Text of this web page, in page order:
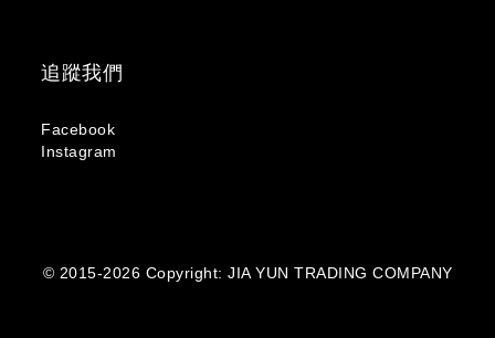
追蹤我們
Facebook
Instagram
© 2015-2026 Copyright: JIA YUN TRADING COMPANY